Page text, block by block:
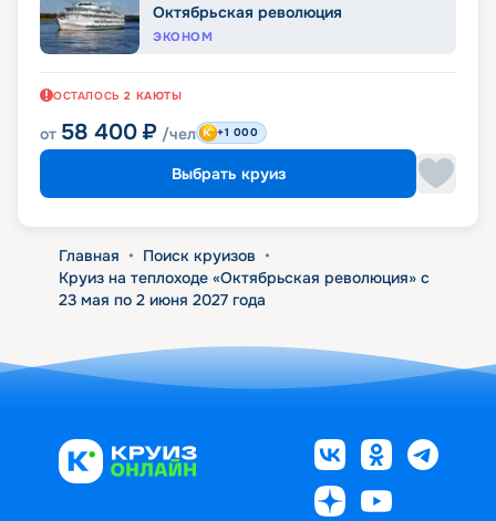
Октябрьская революция
ЭКОНОМ
ОСТАЛОСЬ 2 КАЮТЫ
от 58 400 ₽ /чел +1 000
Выбрать круиз
Главная • Поиск круизов •
Круиз на теплоходе «Октябрьская революция» с
23 мая по 2 июня 2027 года